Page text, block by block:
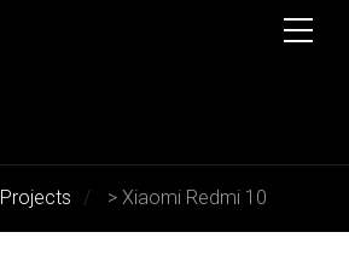
Projects >Xiaomi Redmi 10